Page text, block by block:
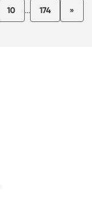
10 ... 174 »